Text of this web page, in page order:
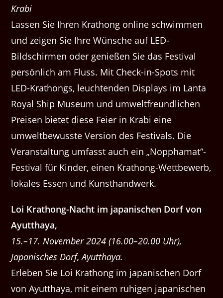
Krabi
Lassen Sie Ihren Krathong online schwimmen
und zeigen Sie Ihre Wünsche auf LED-
Bildschirmen oder genießen Sie das Festival
persönlich am Fluss. Mit Check-in-Spots mit
LED-Krathongs, leuchtenden Displays im Lanta
Royal Ship Museum und umweltfreundlichen
Preisen bietet diese Feier in Krabi eine
umweltbewusste Version des Festivals. Die
Veranstaltung umfasst auch ein „Nopphamat“-
Festival für Kinder, einen Krathong-Wettbewerb,
lokales Essen und Kunsthandwerk.
Loi Krathong-Nacht im japanischen Dorf von
Ayutthaya,
15.–17. November 2024 (16.00–20.00 Uhr),
Japanisches Dorf, Ayutthaya.
Erleben Sie Loi Krathong im japanischen Dorf
von Ayutthaya, mit einem ruhigen japanischen